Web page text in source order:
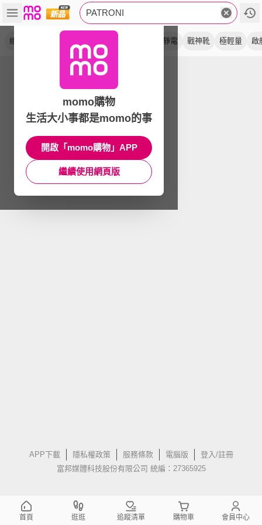
PATRONI
絕緣 抗靜電 戰神靴 極輕量 啟
APP下載 隱私權政策 服務條款 電腦版
登入/註冊
富邦媒體科技股份有限公司 統編：27365925
momo購物
生活大小事都是momo的事
開啟「momo購物」APP
繼續使用網頁版
首頁 逛逛 追蹤清單 購物車 會員中心